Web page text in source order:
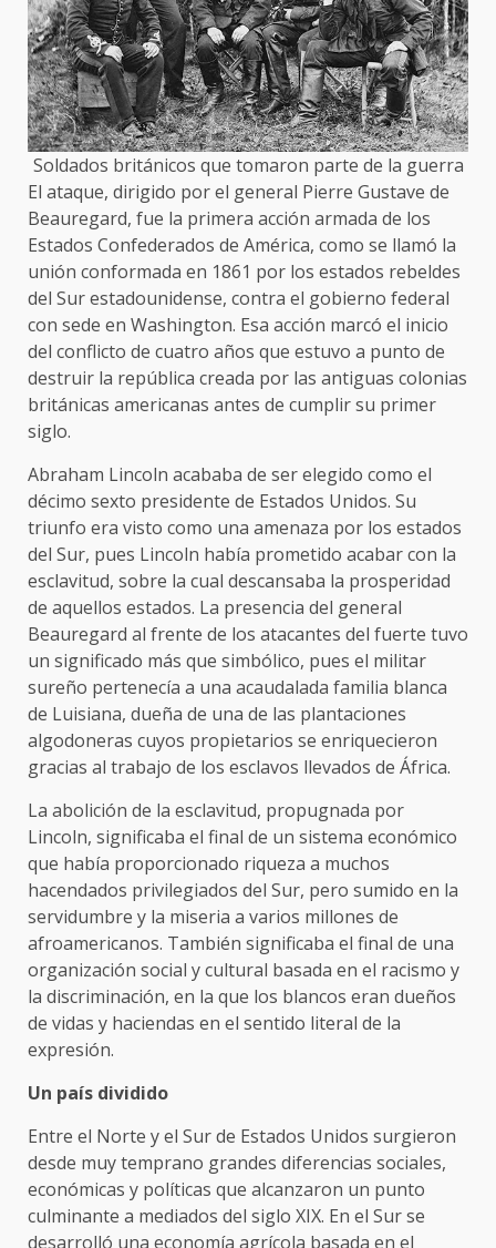
Soldados británicos que tomaron parte de la guerra
El ataque, dirigido por el general Pierre Gustave de
Beauregard, fue la primera acción armada de los
Estados Confederados de América, como se llamó la
unión conformada en 1861 por los estados rebeldes
del Sur estadounidense, contra el gobierno federal
con sede en Washington. Esa acción marcó el inicio
del conflicto de cuatro años que estuvo a punto de
destruir la república creada por las antiguas colonias
británicas americanas antes de cumplir su primer
siglo.
Abraham Lincoln acababa de ser elegido como el
décimo sexto presidente de Estados Unidos. Su
triunfo era visto como una amenaza por los estados
del Sur, pues Lincoln había prometido acabar con la
esclavitud, sobre la cual descansaba la prosperidad
de aquellos estados. La presencia del general
Beauregard al frente de los atacantes del fuerte tuvo
un significado más que simbólico, pues el militar
sureño pertenecía a una acaudalada familia blanca
de Luisiana, dueña de una de las plantaciones
algodoneras cuyos propietarios se enriquecieron
gracias al trabajo de los esclavos llevados de África.
La abolición de la esclavitud, propugnada por
Lincoln, significaba el final de un sistema económico
que había proporcionado riqueza a muchos
hacendados privilegiados del Sur, pero sumido en la
servidumbre y la miseria a varios millones de
afroamericanos. También significaba el final de una
organización social y cultural basada en el racismo y
la discriminación, en la que los blancos eran dueños
de vidas y haciendas en el sentido literal de la
expresión.
Un país dividido
Entre el Norte y el Sur de Estados Unidos surgieron
desde muy temprano grandes diferencias sociales,
económicas y políticas que alcanzaron un punto
culminante a mediados del siglo XIX. En el Sur se
desarrolló una economía agrícola basada en el